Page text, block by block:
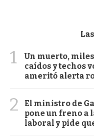
1
Un muerto,
caídos y techos
ameritó alerta
2
El ministro de
pone un freno a
laboral y pide